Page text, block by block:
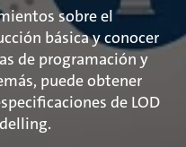
sobre el
básica y conocer
de programación y
puede obtener
de LOD